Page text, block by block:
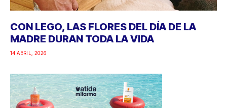
CON LEGO, LAS FLORES DEL DÍA DE LA
MADRE DURAN TODA LA VIDA
14 ABRIL, 2026